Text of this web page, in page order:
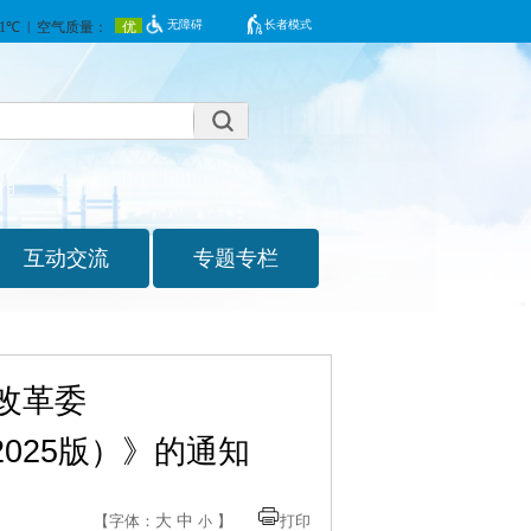
无障碍 长者模式
革委
版）》的通知
【字体： 大 中 小 】 打印